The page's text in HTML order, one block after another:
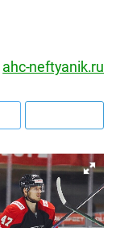
ahc-neftyanik.ru